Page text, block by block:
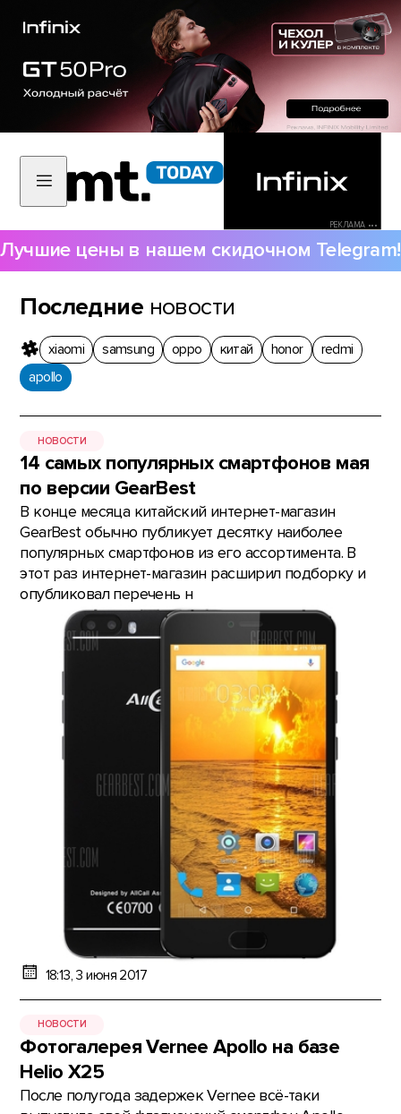
РЕКЛАМА •••
Лучшие цены в нашем скидочном Telegram!
Последние новости
xiaomi samsung oppo китай honor
redmi
apollo
НОВОСТИ
14 самых популярных смартфонов мая
по версии GearBest
В конце месяца китайский интернет-магазин
GearBest обычно публикует десятку наиболее
популярных смартфонов из его ассортимента. В
этот раз интернет-магазин расширил подборку и
опубликовал перечень н
18:13, 3 июня 2017
НОВОСТИ
Фотогалерея Vernee Apollo на базе
Helio X25
После полугода задержек Vernee всё-таки